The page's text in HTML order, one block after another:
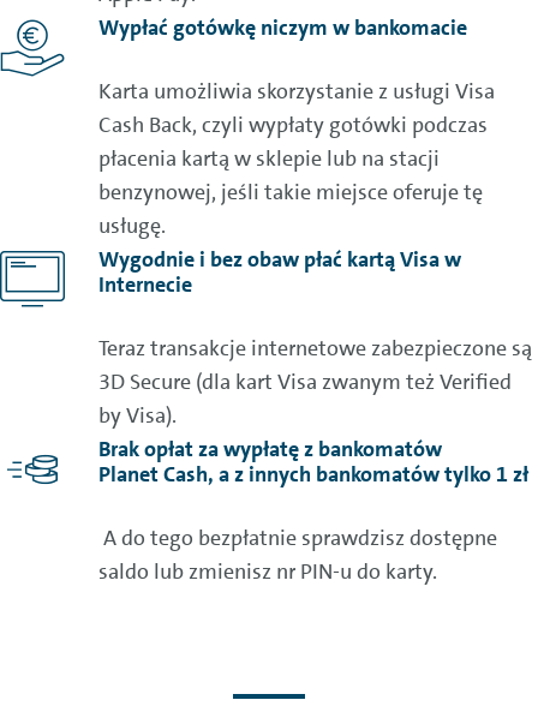
Wypłać gotówkę niczym w bankomacie
Karta umożliwia skorzystanie z usługi Visa
Cash Back, czyli wypłaty gotówki podczas
płacenia kartą w sklepie lub na stacji
benzynowej, jeśli takie miejsce oferuje tę
usługę.
Wygodnie i bez obaw płać kartąVisaw
Internecie
Teraz transakcje internetowe zabezpieczone są
3D Secure (dla kart Visa zwanym też Verified
byVisa).
Brak opłat za wypłatę z bankomatów
Planet Cash, a z innych bankomatów tylko 1 zł
A do tego bezpłatnie sprawdzisz dostępne
saldo lub zmienisz nr PIN-u do karty.